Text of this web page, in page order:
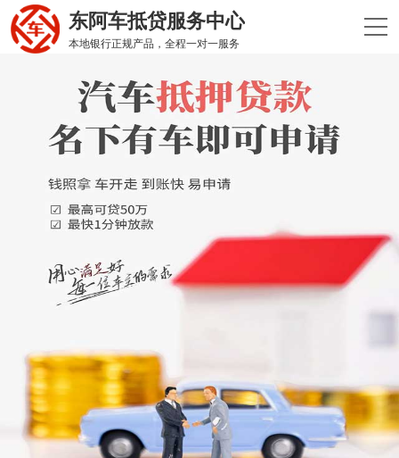
东阿车抵贷服务中心
本地银行正规产品，全程一对一服务